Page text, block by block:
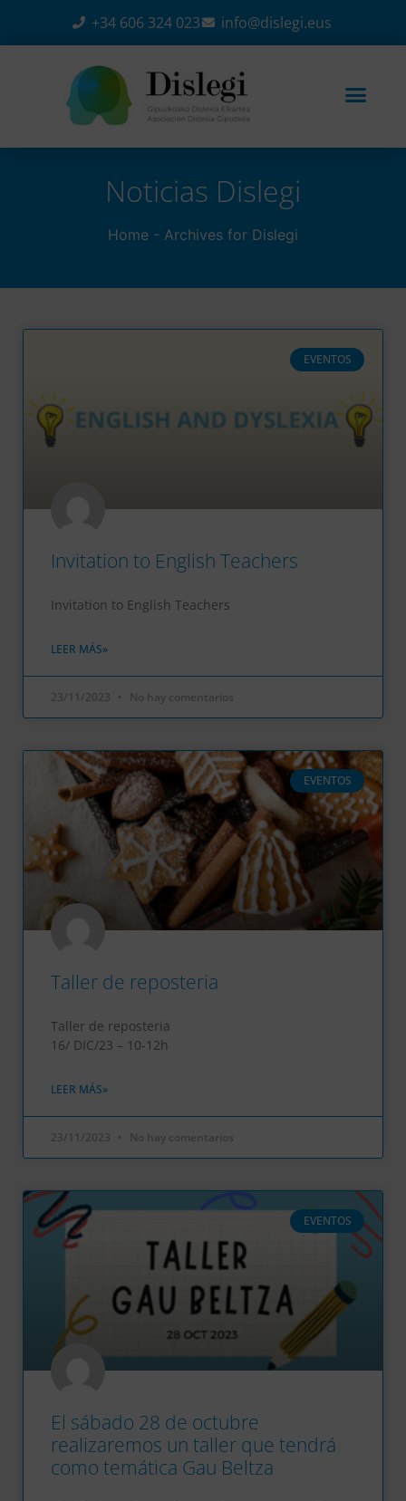
+34 606 324 023 info@dislegi.eus
Noticias Dislegi​
Home - Archives for Dislegi
EVENTOS
Invitation to English Teachers
Invitation to English Teachers
LEER MÁS»
23/11/2023 No hay comentarios
EVENTOS
Taller de reposteria
Taller de reposteria
16/ DIC/23 – 10-12h
LEER MÁS»
23/11/2023 No hay comentarios
EVENTOS
El sábado 28 de octubre
realizaremos un taller que tendrá
como temática Gau Beltza